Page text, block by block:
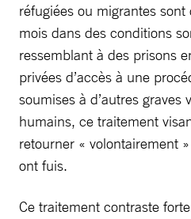
réfugiées ou migrantes
mois dans des conditions
ressemblant à des prisons
privées d’accès à une
soumises à d’autres graves
humains, ce traitement
retourner « volontairement
ont fuis.
Ce traitement contraste